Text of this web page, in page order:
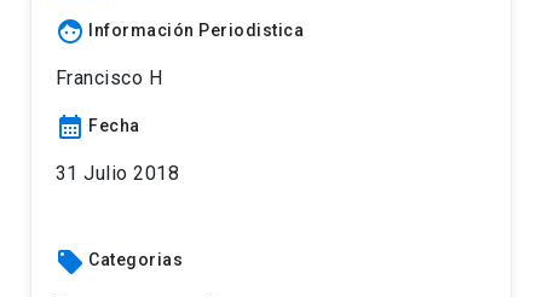
face Información Periodistica
Francisco H
calendar_month Fecha
31 Julio 2018
local_offer Categorias